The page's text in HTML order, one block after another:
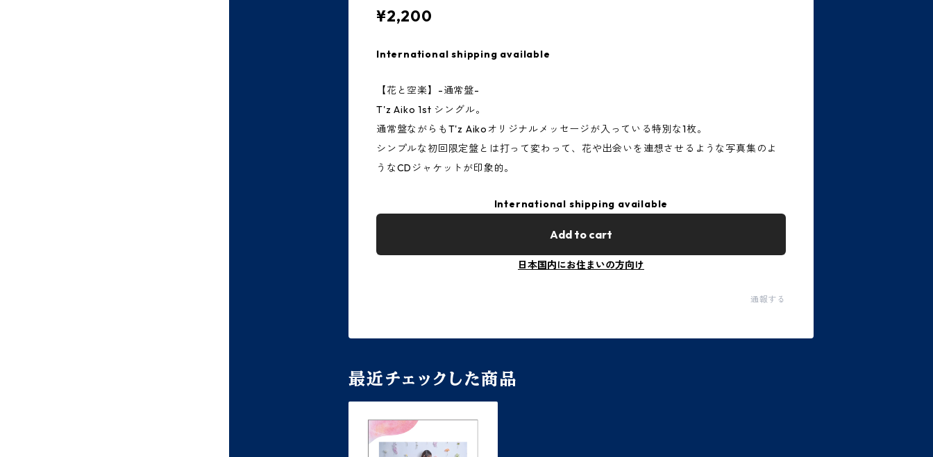
¥2,200
International shipping available
【花と空楽】-通常盤-
T'z Aiko 1st シングル。
通常盤ながらもT'z Aikoオリジナルメッセージが入っている特別な1枚。
シンプルな初回限定盤とは打って変わって、花や出会いを連想させるような写真集のよ
うなCDジャケットが印象的。
International shipping available
Add to cart
日本国内にお住まいの方向け
通報する
最近チェックした商品